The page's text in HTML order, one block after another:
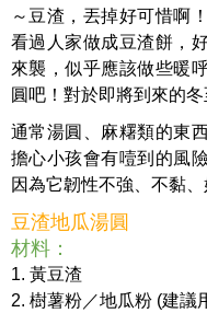
～豆渣，丟掉好可惜啊
看過人家做成豆渣餅，
來襲，似乎應該做些暖
圓吧！對於即將到來的冬
通常湯圓、麻糬類的東
擔心小孩會有噎到的風
因為它韌性不強、不黏
豆渣地瓜湯圓
材料：
1. 黃豆渣
2. 樹薯粉／地瓜粉 (建議